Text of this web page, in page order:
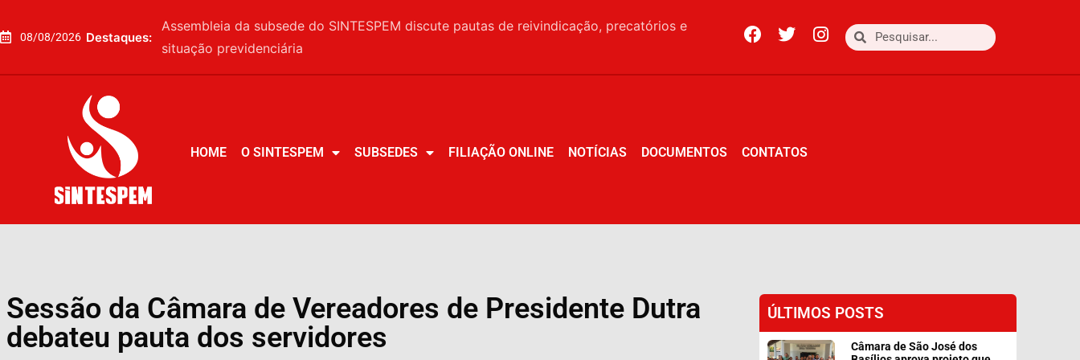
08/08/2026 Destaques:
Assembleia da subsede do SINTESPEM discute pautas de reivindicação, precatórios e
situação previdenciária
HOME O SINTESPEM SUBSEDES FILIAÇÃO ONLINE NOTÍCIAS DOCUMENTOS CONTATOS
Sessão da Câmara de Vereadores de Presidente Dutra
debateu pauta dos servidores
ÚLTIMOS POSTS
Câmara de São José dos